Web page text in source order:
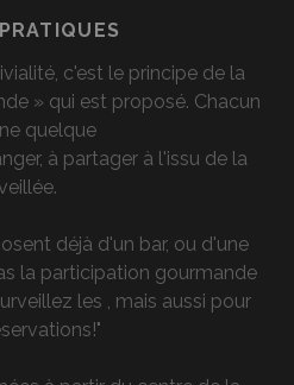
c'est le principe de la
» qui est proposé. Chacun
quelque
à partager à l'issu de la
déjà d'un bar, ou d'une
la participation gourmande
les , mais aussi pour